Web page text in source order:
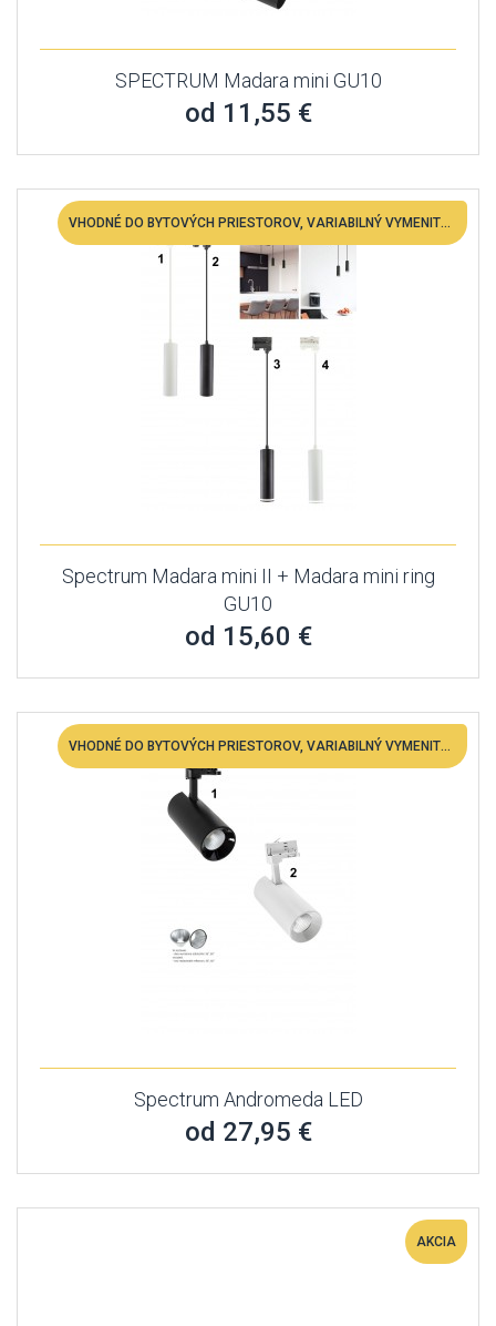
SPECTRUM Madara mini GU10
od 11,55 €
VHODNÉ DO BYTOVÝCH PRIESTOROV, VARIABILNÝ VYMENITEĽNÁ LED
Spectrum Madara mini II + Madara mini ring
GU10
od 15,60 €
VHODNÉ DO BYTOVÝCH PRIESTOROV, VARIABILNÝ VYMENITEĽNÁ LED
Spectrum Andromeda LED
od 27,95 €
AKCIA